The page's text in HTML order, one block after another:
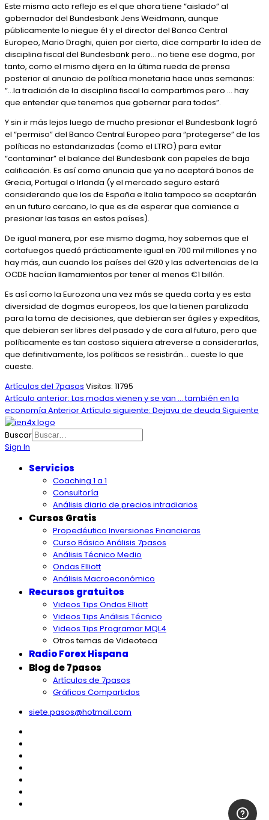
Este mismo acto reflejo es el que ahora tiene “aislado” al
gobernador del Bundesbank Jens Weidmann, aunque
públicamente lo niegue él y el director del Banco Central
Europeo, Mario Draghi, quien por cierto, dice compartir la idea de
disciplina fiscal del Bundesbank pero… no tiene ese dogma, por
tanto, como el mismo dijera en la última rueda de prensa
posterior al anuncio de política monetaria hace unas semanas:
“…la tradición de la disciplina fiscal la compartimos pero … hay
que entender que tenemos que gobernar para todos”.
Y sin ir más lejos luego de mucho presionar el Bundesbank logró
el “permiso” del Banco Central Europeo para “protegerse” de las
políticas no estandarizadas (como el LTRO) para evitar
“contaminar” el balance del Bundesbank con papeles de baja
calificación. Es así como anuncia que ya no aceptará bonos de
Grecia, Portugal o Irlanda (y el mercado seguro estará
considerando que los de España e Italia tampoco se aceptarán
en un futuro cercano, lo que es de esperar que comience a
presionar las tasas en estos países).
De igual manera, por ese mismo dogma, hoy sabemos que el
cortafuegos quedó prácticamente igual en 700 mil millones y no
hay más, aun cuando los países del G20 y las advertencias de la
OCDE hacían llamamientos por tener al menos €1 billón.
Es así como la Eurozona una vez más se queda corta y es esta
diversidad de dogmas europeos, los que la tienen paralizada
para la toma de decisiones, que debieran ser ágiles y expeditas,
que debieran ser libres del pasado y de cara al futuro, pero que
políticamente es tan costoso siquiera atreverse a considerarlas,
que definitivamente, los políticos se resistirán… cueste lo que
cueste.
Artículos del 7pasos Visitas: 11795
Artículo anterior: Las modas vienen y se van … también en la
economía AnteriorArtículo siguiente: Dejavu de deuda Siguiente
Buscar
Sign In
Servicios
Coaching 1 a 1
Consultoría
Análisis diario de precios intradiarios
Cursos Gratis
Propedéutico Inversiones Financieras
Curso Básico Análisis 7pasos
Análisis Técnico Medio
Ondas Elliott
Análisis Macroeconómico
Recursos gratuitos
Videos Tips Ondas Elliott
Videos Tips Análisis Técnico
Videos Tips Programar MQL4
Otros temas de Videoteca
Radio Forex Hispana
Blog de 7pasos
Artículos de 7pasos
Gráficos Compartidos
siete.pasos@hotmail.com